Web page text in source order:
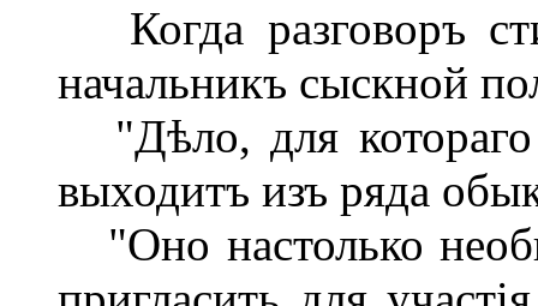
Когда разговоръ
начальникъ сыскной
"Дѣло, для котораго
выходитъ изъ ряда
"Оно настолько